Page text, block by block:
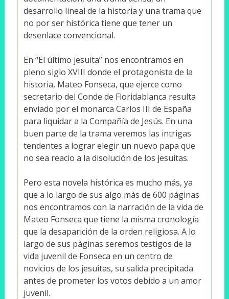
desarrollo lineal de la historia y una trama que
no por ser histórica tiene que tener un
desenlace convencional.
En “El último jesuita” nos encontramos en
pleno siglo XVIII donde el protagonista de la
historia, Mateo Fonseca, que ejerce como
secretario del Conde de Floridablanca resulta
enviado por el monarca Carlos III de España
para liquidar a la Compañía de Jesús. En una
buen parte de la trama veremos las intrigas
tendentes a lograr elegir un nuevo papa que
no sea reacio a la disolución de los jesuitas.
Pero esta novela histórica es mucho más, ya
que a lo largo de sus algo más de 600 páginas
nos encontramos con la narración de la vida de
Mateo Fonseca que tiene la misma cronología
que la desaparición de la orden religiosa. A lo
largo de sus páginas seremos testigos de la
vida juvenil de Fonseca en un centro de
novicios de los jesuitas, su salida precipitada
antes de prometer los votos debido a un amor
juvenil.